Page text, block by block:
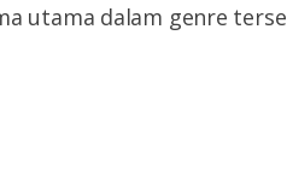
utama dalam genre